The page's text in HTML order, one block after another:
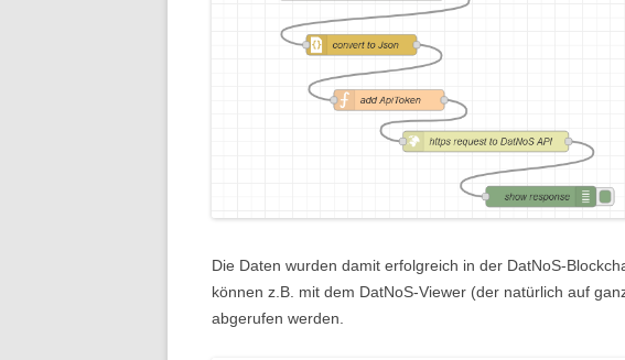
Die Daten wurden damit erfolgreich in der DatNoS-
können z.B. mit dem DatNoS-Viewer (der natürlich auf
abgerufen werden.